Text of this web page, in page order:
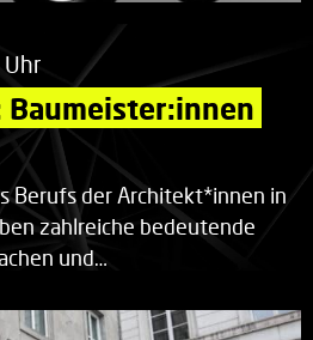
Baumeister:innen
Berufs der Architekt*innen in
zahlreiche bedeutende
und…